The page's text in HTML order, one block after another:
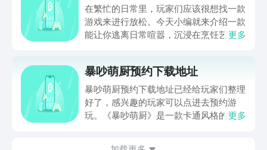
在繁忙的日常里，玩家们应该很想找一款
游戏来进行放松。今天小编就来介绍一款
能让你逃离日常喧嚣，沉浸在烹饪艺术中
充满魔力和创意的餐厅，探索它神奇的魅
力吧。
更多
暴吵萌厨预约下载地址
暴吵萌厨预约下载地址已经给玩家们整理
好了，感兴趣的玩家可以点进去预约游
玩。《暴吵萌厨》是一款卡通风格的经营
更多